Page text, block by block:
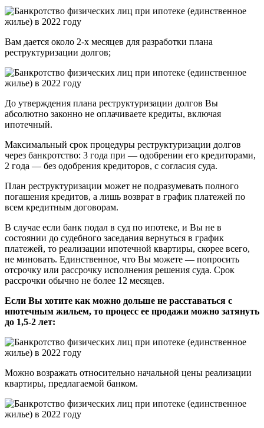
Вам дается около 2-х месяцев для разработки плана
реструктуризации долгов;
До утверждения плана реструктуризации долгов Вы
абсолютно законно не оплачиваете кредиты, включая
ипотечный.
Максимальный срок процедуры реструктуризации долгов
через банкротство: 3 года при — одобрении его кредиторами,
2 года — без одобрения кредиторов, с согласия суда.
План реструктуризации может не подразумевать полного
погашения кредитов, а лишь возврат в график платежей по
всем кредитным договорам.
В случае если банк подал в суд по ипотеке, и Вы не в
состоянии до судебного заседания вернуться в график
платежей, то реализации ипотечной квартиры, скорее всего,
не миновать. Единственное, что Вы можете — попросить
отсрочку или рассрочку исполнения решения суда. Срок
рассрочки обычно не более 12 месяцев.
Если Вы хотите как можно дольше не расставаться с
ипотечным жильем, то процесс ее продажи можно затянуть
до 1,5-2 лет:
Можно возражать относительно начальной цены реализации
квартиры, предлагаемой банком.